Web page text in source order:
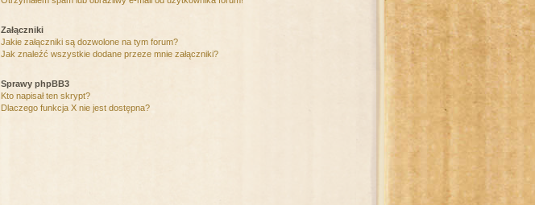
Załączniki
Jakie załączniki są dozwolone na tym forum?
Jak znaleźć wszystkie dodane przeze mnie załączniki?
Sprawy phpBB3
Kto napisał ten skrypt?
Dlaczego funkcja X nie jest dostępna?